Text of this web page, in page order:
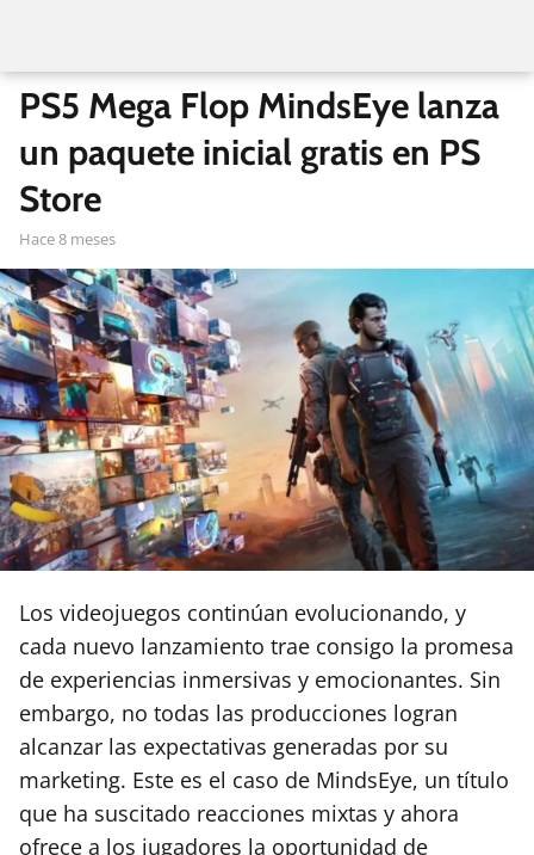
PS5 Mega Flop MindsEye lanza
un paquete inicial gratis en PS
Store
hace 8 meses
Los videojuegos continúan evolucionando, y
cada nuevo lanzamiento trae consigo la promesa
de experiencias inmersivas y emocionantes. Sin
embargo, no todas las producciones logran
alcanzar las expectativas generadas por su
marketing. Este es el caso de MindsEye, un título
que ha suscitado reacciones mixtas y ahora
ofrece a los jugadores la oportunidad de